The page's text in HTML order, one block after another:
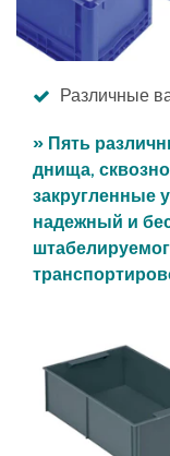
Различные
» Пять
днища,
закругленные
надежный и